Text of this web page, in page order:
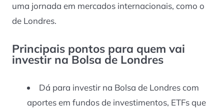
uma jornada em mercados internacionais, como o
de Londres.
Principais pontos para quem vai
investir na Bolsa de Londres
Dá para investir na Bolsa de Londres com
aportes em fundos de investimentos, ETFs que